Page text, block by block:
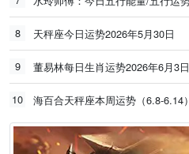
8 天秤座今日运势2026年5月30日
9 董易林每日生肖运势2026年6月3日
10 海百合天秤座本周运势（6.8-6.14）